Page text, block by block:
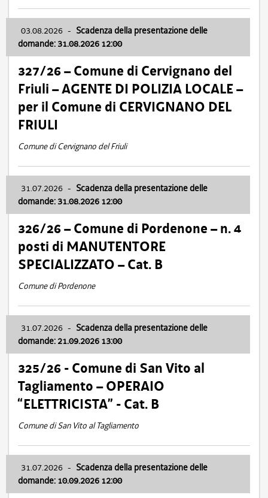
03.08.2026 - Scadenza della presentazione delle
domande: 31.08.2026 12:00
327/26 – Comune di Cervignano del
Friuli – AGENTE DI POLIZIA LOCALE –
per il Comune di CERVIGNANO DEL
FRIULI
Comune di Cervignano del Friuli
31.07.2026 - Scadenza della presentazione delle
domande: 31.08.2026 12:00
326/26 – Comune di Pordenone – n. 4
posti di MANUTENTORE
SPECIALIZZATO – Cat. B
Comune di Pordenone
31.07.2026 - Scadenza della presentazione delle
domande: 21.09.2026 13:00
325/26 - Comune di San Vito al
Tagliamento – OPERAIO
“ELETTRICISTA” - Cat. B
Comune di San Vito al Tagliamento
31.07.2026 - Scadenza della presentazione delle
domande: 10.09.2026 12:00